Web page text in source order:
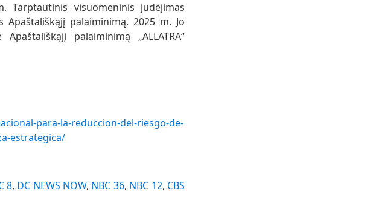
visuomeninis judėjimas
Apaštališkąjį palaiminimą. 2025 m. Jo
palaiminimą „ALLATRA“
para-la-reduccion-del-riesgo-de-
estrategica/
8, DC NEWS NOW, NBC 36, NBC 12, CBS